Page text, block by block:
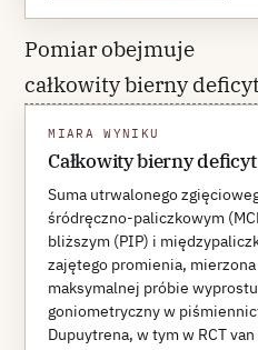
Pomiar obejmuje
całkowity bierny
MIARA WYNIKU
Całkowity bierny
Suma utrwalonego
śródręczno-paliczkowym
bliższym (PIP) i
zajętego promienia,
maksymalnej próbie
goniometryczny w
Dupuytrena, w tym w RCT
biernych deficytów
śródręczno-
międzypaliczkowym
międzypaliczkowym
promienia, mierzoną
maksymalnej próbie
główny pomiar w